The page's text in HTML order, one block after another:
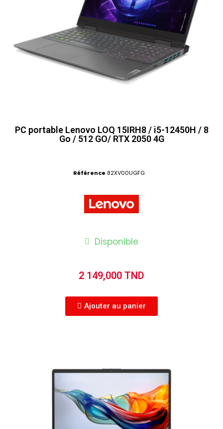
PC portable Lenovo LOQ 15IRH8 / i5-12450H / 8
Go / 512 GO/ RTX 2050 4G
Référence 82XV00UGFG
Disponible
2 149,000 TND
Ajouter au panier